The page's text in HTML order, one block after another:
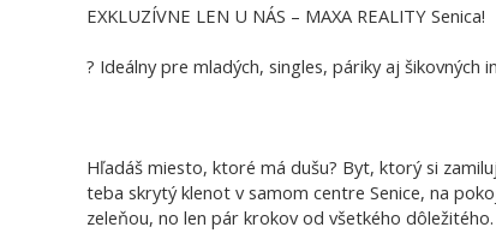
EXKLUZÍVNE LEN U NÁS – MAXA REALITY Senica!
? Ideálny pre mladých, singles, páriky aj šikovných
Hľadáš miesto, ktoré má dušu? Byt, ktorý si
teba skrytý klenot v samom centre Senice, na
zeleňou, no len pár krokov od všetkého dôležitého.